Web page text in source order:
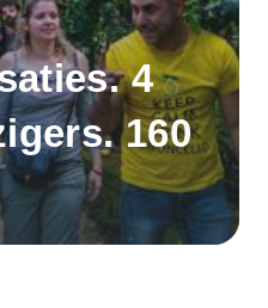
4
160